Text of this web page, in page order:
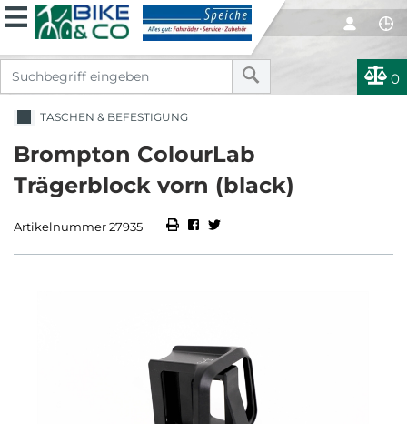
0
TASCHEN & BEFESTIGUNG
Brompton ColourLab
Trägerblock vorn (black)
Artikelnummer 27935